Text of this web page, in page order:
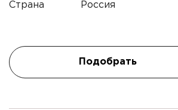
Страна Россия
Подобрать
Комментарий
Телефон